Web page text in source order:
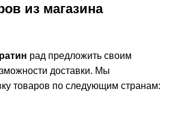
из магазина
рад предложить своим
доставки. Мы
товаров по следующим странам: